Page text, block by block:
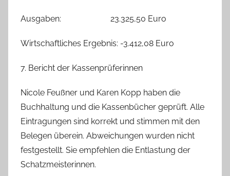
Ausgaben: 23.325,50 Euro
Wirtschaftliches Ergebnis: -3.412,08 Euro
7. Bericht der Kassenprüferinnen
Nicole Feußner und Karen Kopp haben die
Buchhaltung und die Kassenbücher geprüft. Alle
Eintragungen sind korrekt und stimmen mit den
Belegen überein. Abweichungen wurden nicht
festgestellt. Sie empfehlen die Entlastung der
Schatzmeisterinnen.